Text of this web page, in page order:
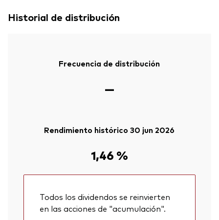
Historial de distribución
Frecuencia de distribución
—
Rendimiento histórico 30 jun 2026
1,46 %
Todos los dividendos se reinvierten
en las acciones de "acumulación".